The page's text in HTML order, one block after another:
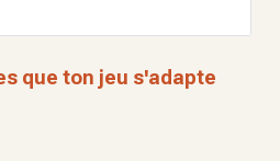
que ton jeu s'adapte